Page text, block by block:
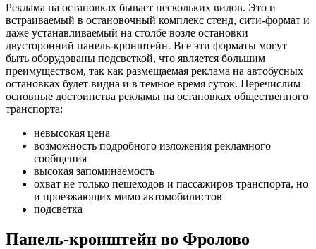
Реклама на остановках бывает нескольких видов. Это и
встраиваемый в остановочный комплекс стенд, сити-формат и
даже устанавливаемый на столбе возле остановки
двусторонний панель-кронштейн. Все эти форматы могут
быть оборудованы подсветкой, что является большим
преимуществом, так как размещаемая реклама на автобусных
остановках будет видна и в темное время суток. Перечислим
основные достоинства рекламы на остановках общественного
транспорта:
невысокая цена
возможность подробного изложения рекламного
сообщения
высокая запоминаемость
охват не только пешеходов и пассажиров транспорта, но
и проезжающих мимо автомобилистов
подсветка
Панель-кронштейн во Фролово